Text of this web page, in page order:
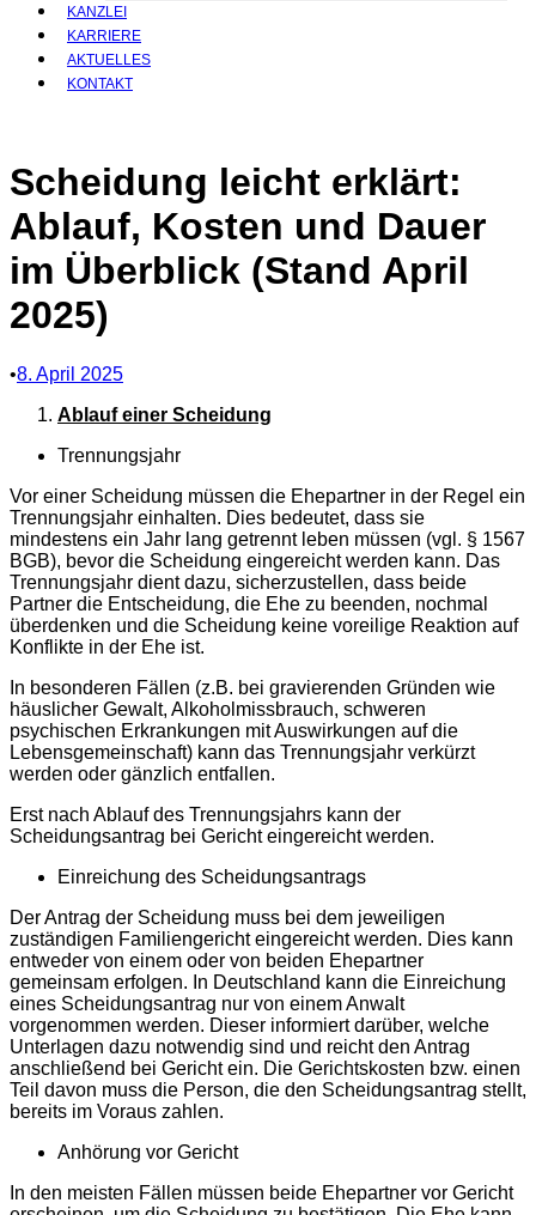
KANZLEI
KARRIERE
AKTUELLES
KONTAKT
Scheidung leicht erklärt:
Ablauf, Kosten und Dauer
im Überblick (Stand April
2025)
•8. April 2025
Ablauf einer Scheidung
Trennungsjahr
Vor einer Scheidung müssen die Ehepartner in der Regel ein
Trennungsjahr einhalten. Dies bedeutet, dass sie
mindestens ein Jahr lang getrennt leben müssen (vgl. § 1567
BGB), bevor die Scheidung eingereicht werden kann. Das
Trennungsjahr dient dazu, sicherzustellen, dass beide
Partner die Entscheidung, die Ehe zu beenden, nochmal
überdenken und die Scheidung keine voreilige Reaktion auf
Konflikte in der Ehe ist.
In besonderen Fällen (z.B. bei gravierenden Gründen wie
häuslicher Gewalt, Alkoholmissbrauch, schweren
psychischen Erkrankungen mit Auswirkungen auf die
Lebensgemeinschaft) kann das Trennungsjahr verkürzt
werden oder gänzlich entfallen.
Erst nach Ablauf des Trennungsjahrs kann der
Scheidungsantrag bei Gericht eingereicht werden.
Einreichung des Scheidungsantrags
Der Antrag der Scheidung muss bei dem jeweiligen
zuständigen Familiengericht eingereicht werden. Dies kann
entweder von einem oder von beiden Ehepartner
gemeinsam erfolgen. In Deutschland kann die Einreichung
eines Scheidungsantrag nur von einem Anwalt
vorgenommen werden. Dieser informiert darüber, welche
Unterlagen dazu notwendig sind und reicht den Antrag
anschließend bei Gericht ein. Die Gerichtskosten bzw. einen
Teil davon muss die Person, die den Scheidungsantrag stellt,
bereits im Voraus zahlen.
Anhörung vor Gericht
In den meisten Fällen müssen beide Ehepartner vor Gericht